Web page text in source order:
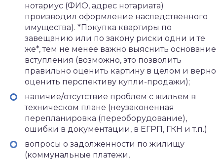
нотариус (ФИО, адрес нотариата)
производил оформление наследственного
имущества). *Покупка квартиры по
завещанию или по закону риски одни и те
же*, тем не менее важно выяснить основание
вступления (возможно, это позволить
правильно оценить картину в целом и верно
оценить перспективу купли-продажи);
наличие/отсутствие проблем с жильем в
техническом плане (неузаконенная
перепланировка (переоборудование),
ошибки в документации, в ЕГРП, ГКН и т.п.)
вопросы о задолженности по жилищу
(коммунальные платежи,